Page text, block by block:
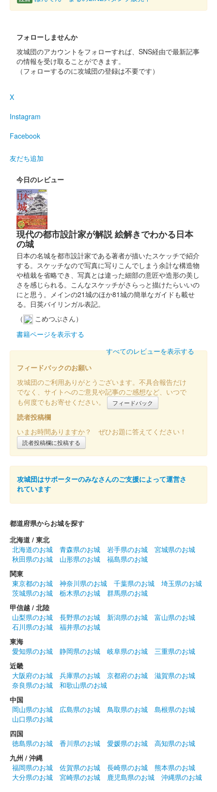
フォローしませんか
攻城団のアカウントをフォローすれば、SNS経由で最新記事
の情報を受け取ることができます。
（フォローするのに攻城団の登録は不要です）
X
Instagram
Facebook
友だち追加
今日のレビュー
現代の都市設計家が解説 絵解きでわかる日本
の城
日本の名城を都市設計家である著者が描いたスケッチで紹介
する。スケッチなので写真に写りこんでしまう余計な構造物
や植栽を省略でき、写真とは違った細部の意匠や造形の美し
さを感じられる。こんなスケッチがさらっと描けたらいいの
にと思う。メインの21城のほか81城の簡単なガイドも載せ
る。日英バイリンガル表記。
（
こめつぶさん）
書籍ページを表示する
すべてのレビューを表示する
フィードバックのお願い
攻城団のご利用ありがとうございます。不具合報告だけ
でなく、サイトへのご意見や記事のご感想など、いつで
も何度でもお寄せください。
フィードバック
読者投稿欄
いまお時間ありますか？ ぜひお題に答えてください！
読者投稿欄に投稿する
攻城団はサポーターのみなさんのご支援によって運営さ
れています
都道府県からお城を探す
北海道 / 東北
北海道のお城
青森県のお城 岩手県のお城
宮城県のお城
秋田県のお城
山形県のお城
福島県のお城
関東
東京都のお城
神奈川県のお城 千葉県のお城
埼玉県のお城
茨城県のお城
栃木県のお城
群馬県のお城
甲信越 / 北陸
山梨県のお城
長野県のお城 新潟県のお城
富山県のお城
石川県のお城
福井県のお城
東海
愛知県のお城
静岡県のお城 岐阜県のお城
三重県のお城
近畿
大阪府のお城
兵庫県のお城 京都府のお城
滋賀県のお城
奈良県のお城
和歌山県のお城
中国
岡山県のお城
広島県のお城 鳥取県のお城
島根県のお城
山口県のお城
四国
徳島県のお城
香川県のお城 愛媛県のお城
高知県のお城
九州 / 沖縄
福岡県のお城
佐賀県のお城 長崎県のお城
熊本県のお城
大分県のお城
宮崎県のお城 鹿児島県のお城 沖縄県のお城